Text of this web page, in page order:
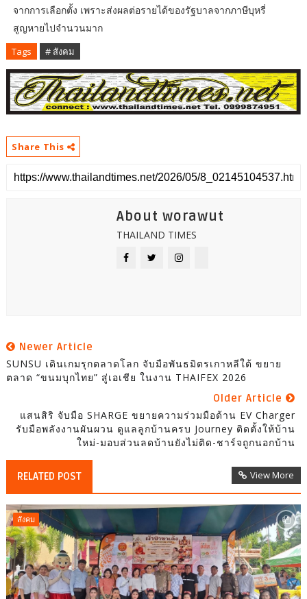
จากการเลือกตั้ง เพราะส่งผลต่อรายได้ของรัฐบาลจากภาษีบุหรี่
สูญหายไปจำนวนมาก
Tags # สังคม
Share This
About worawut
THAILAND TIMES
Newer Article
SUNSU เดินเกมรุกตลาดโลก จับมือพันธมิตรเกาหลีใต้ ขยาย
ตลาด “ขนมบุกไทย” สู่เอเชีย ในงาน THAIFEX 2026
Older Article
แสนสิริ จับมือ SHARGE ขยายความร่วมมือด้าน EV Charger
รับมือพลังงานผันผวน ดูแลลูกบ้านครบ Journey ติดตั้งให้บ้าน
ใหม่-มอบส่วนลดบ้านยังไม่ติด-ชาร์จถูกนอกบ้าน
RELATED POST View More
สังคม